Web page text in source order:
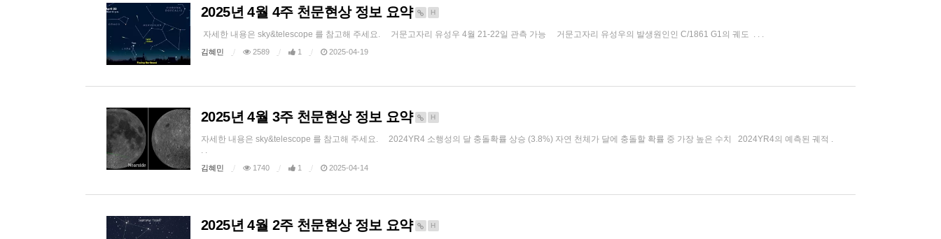
2025년 4월 4주 천문현상 정보 요약 H
자세한 내용은 sky&telescope 를 참고해 주세요. 거문고자리 유성우 4월 21-22일 관측 가능 거문고자리 유성우의 발생원인인 C/1861 G1의 궤도 . . .
김혜민 2589 1 2025-04-19
2025년 4월 3주 천문현상 정보 요약 H
자세한 내용은 sky&telescope 를 참고해 주세요. 2024YR4 소행성의 달 충돌확률 상승 (3.8%) 자연 천체가 달에 충돌할 확률 중 가장 높은 수치 2024YR4의 예측된 궤적 .
. .
김혜민 1740 1 2025-04-14
2025년 4월 2주 천문현상 정보 요약 H